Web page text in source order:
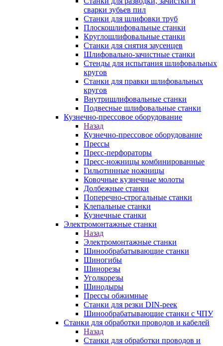
сварки зубьев пил
Станки для шлифовки труб
Плоскошлифовальные станки
Круглошлифовальные станки
Станки для снятия заусенцев
Шлифовально-зачистные станки
Стенды для испытания шлифовальных
кругов
Станки для правки шлифовальных
кругов
Внутришлифовальные станки
Подвесные шлифовальные станки
Кузнечно-прессовое оборудование
Назад
Кузнечно-прессовое оборудование
Прессы
Пресс-перфораторы
Пресс-ножницы комбинированные
Гильотинные ножницы
Ковочные кузнечные молоты
Долбежные станки
Поперечно-строгальные станки
Клепальные станки
Кузнечные станки
Электромонтажные станки
Назад
Электромонтажные станки
Шинообрабатывающие станки
Шиногибы
Шинорезы
Уголкорезы
Шинодыры
Прессы обжимные
Станки для резки DIN-реек
Шинообрабатывающие станки с ЧПУ
Станки для обработки проводов и кабелей
Назад
Станки для обработки проводов и